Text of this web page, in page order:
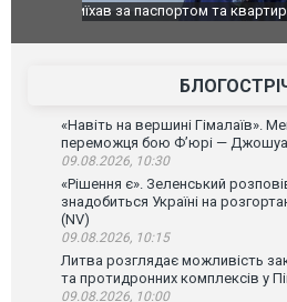
Одесу накрила потужна
«Навіть на вершині Гімалаїв».
переможця бою Ф’юрі — Джошуа
09.08.2026, 10:30
«Рішення є». Зеленський
знадобиться Україні на
(NV)
09.08.2026, 10:15
Литва розглядає можливість
та протидронних комплексів у
09.08.2026, 10:00